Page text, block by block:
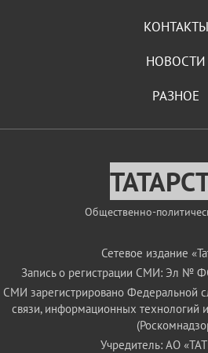
КОНТАКТЫ
НОВОСТИ
РАЗНОЕ
Общественно-
Сетевое издание
Запись о регистрации СМИ: Эл №
СМИ зарегистрировано Федеральной
связи, информационных технологий
Учредитель: АО